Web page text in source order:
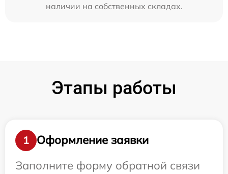
наличии на собственных складах.
Этапы работы
1
Оформление заявки
Заполните форму обратной связи